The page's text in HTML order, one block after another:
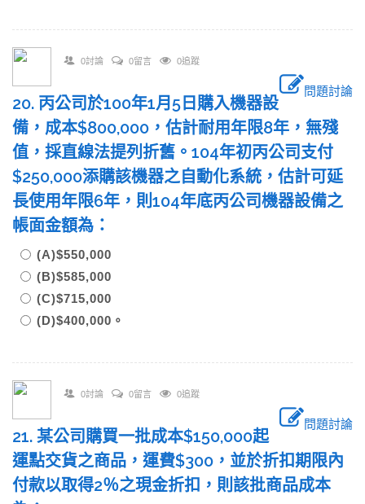
0討論 0留言 0追蹤
問題討論
20. 丙公司於100年1月5日購入機器設
備，成本$800,000，估計耐用年限8年，無殘
值，採直線法提列折舊。104年初丙公司支付
$250,000添購該機器之自動化系統，估計可延
長使用年限6年，則104年底丙公司機器設備之
帳面金額為：
(A)$550,000
(B)$585,000
(C)$715,000
(D)$400,000。
0討論 0留言 0追蹤
問題討論
21. 某公司購買一批成本$150,000起
運點交貨之商品，運費$300，並於折扣期限內
付款以取得2％之現金折扣，則該批商品成本